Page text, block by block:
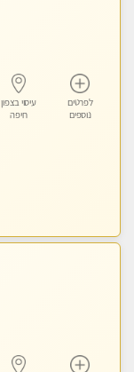
לפרטים
נוספים
עיסוי בצפון
חיפה